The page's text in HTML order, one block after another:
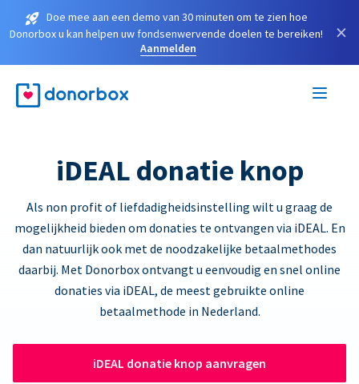
Doe mee aan een demo van 30 minuten om te zien hoe
Donorbox u kan helpen uw fondsenwervende doelen te bereiken!
Aanmelden
×
iDEAL donatie knop
Als non profit of liefdadigheidsinstelling wilt u graag de
mogelijkheid bieden om donaties te ontvangen via iDEAL. En
dan natuurlijk ook met de noodzakelijke betaalmethodes
daarbij. Met Donorbox ontvangt u eenvoudig en snel online
donaties via iDEAL, de meest gebruikte online
betaalmethode in Nederland.
iDEAL donatie knop aanvragen